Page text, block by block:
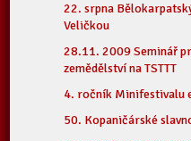
22. srpna
Veličkou
28.11. 2009 Seminář
zemědělství na TSTTT
4. ročník Minifestivalu
50. Kopaničárské